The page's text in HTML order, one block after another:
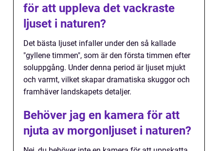
för att uppleva det vackraste
ljuset i naturen?
Det bästa ljuset infaller under den så kallade
"gyllene timmen", som är den första timmen efter
soluppgång. Under denna period är ljuset mjukt
och varmt, vilket skapar dramatiska skuggor och
framhäver landskapets detaljer.
Behöver jag en kamera för att
njuta av morgonljuset i naturen?